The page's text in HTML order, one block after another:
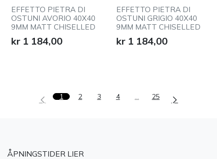
EFFETTO PIETRA DI
OSTUNI AVORIO 40X40
9MM MATT CHISELLED
kr 1 184,00
EFFETTO PIETRA DI
OSTUNI GRIGIO 40X40
9MM MATT CHISELLED
kr 1 184,00
1 2 3 4 … 25
ÅPNINGSTIDER LIER